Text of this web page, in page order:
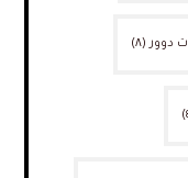
دوور (٨)